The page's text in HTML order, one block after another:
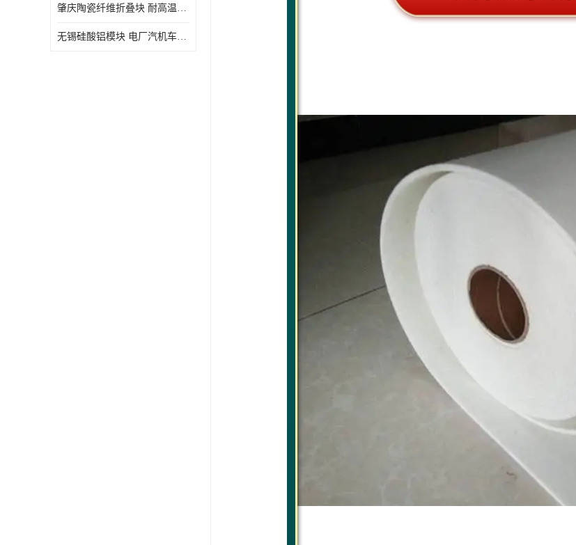
肇庆陶瓷纤维折叠块 耐高温阻燃 抗撕裂 质地硬
无锡硅酸铝模块 电厂汽机车间设备管道保温用硅酸铝棉